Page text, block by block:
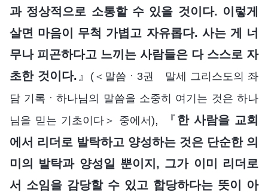
과 정상적으로 소통할 수 있을 것이다. 이렇게
살면 마음이 무척 가볍고 자유롭다. 사는 게 너
무나 피곤하다고 느끼는 사람들은 다 스스로 자
초한 것이다. 』
(＜말씀ㆍ3권 말세 그리스도의 좌
담 기록ㆍ하나님의 말씀을 소중히 여기는 것은 하나
님을 믿는 기초이다＞ 중에서), 『 한 사람을 교회
에서 리더로 발탁하고 양성하는 것은 단순한 의
미의 발탁과 양성일 뿐이지, 그가 이미 리더로
서 소임을 감당할 수 있고 합당하다는 뜻이 아